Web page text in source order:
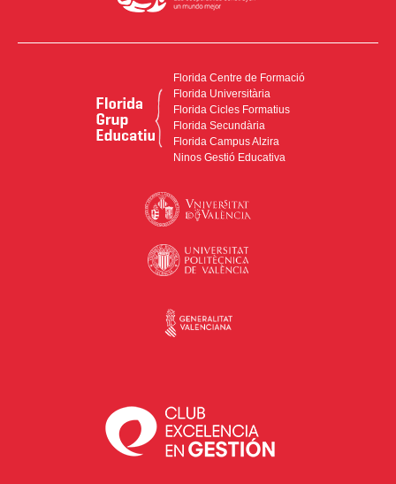
Florida Centre de Formació
Florida Universitària
Florida Cicles Formatius
Florida Secundària
Florida Campus Alzira
Ninos Gestió Educativa